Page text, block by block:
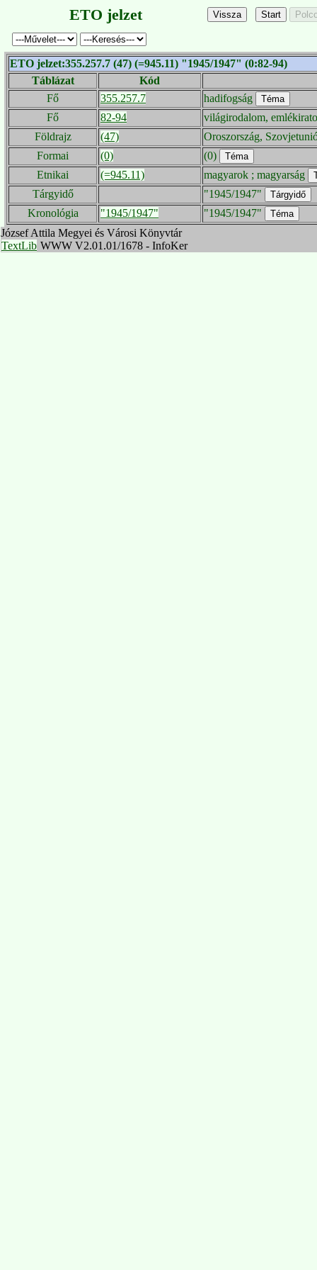
ETO jelzet
ETO jelzet:355.257.7 (47) (=945.11) "1945/1947" (0:82-94)
Táblázat
Kód
Fő
355.257.7
hadifogság
Fő
82-94
világirodalom,
Földrajz
(47)
Oroszország,
Formai
(0)
(0)
Etnikai
(=945.11)
magyarok ; magyarság
Tárgyidő
"1945/1947"
Kronológia
"1945/1947"
"1945/1947"
József Attila Megyei és Városi Könyvtár
TextLib WWW V2.01.01/1678 - InfoKer